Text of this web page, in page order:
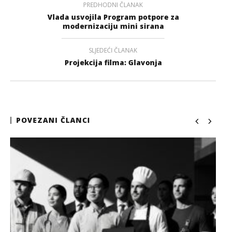
PREDHODNI ČLANAK
Vlada usvojila Program potpore za
modernizaciju mini sirana
SLJEDEĆI ČLANAK
Projekcija filma: Glavonja
POVEZANI ČLANCI